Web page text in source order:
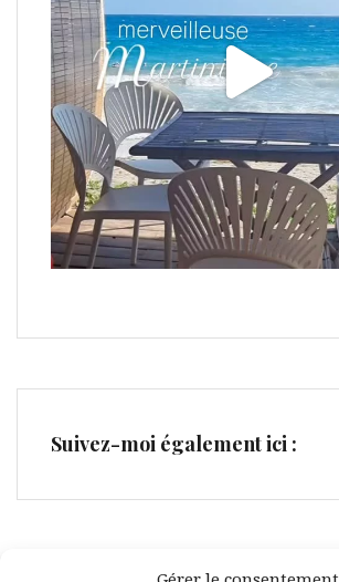
Suivez-moi également ici :